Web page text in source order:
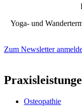
Yoga- und
Zum Newsletter
Osteopathie